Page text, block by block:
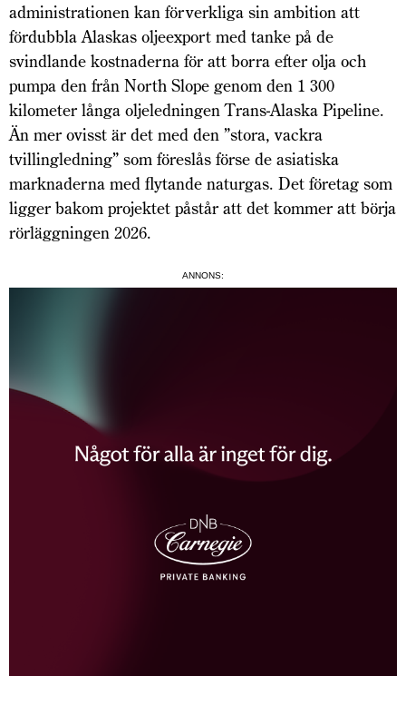
administrationen kan förverkliga sin ambition att
fördubbla Alaskas oljeexport med tanke på de
svindlande kostnaderna för att borra efter olja och
pumpa den från North Slope genom den 1 300
kilometer långa oljeledningen Trans-Alaska Pipeline.
Än mer ovisst är det med den ”stora, vackra
tvillingledning” som föreslås förse de asiatiska
marknaderna med flytande naturgas. Det företag som
ligger bakom projektet påstår att det kommer att börja
rörläggningen 2026.
ANNONS: